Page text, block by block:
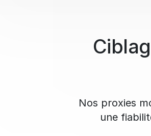
Nos proxies
une